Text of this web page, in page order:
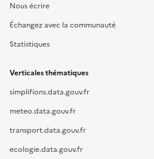
Nous écrire
Échangez avec la communauté
Statistiques
Verticales thématiques
simplifions.data.gouv.fr
meteo.data.gouv.fr
transport.data.gouv.fr
ecologie.data.gouv.fr